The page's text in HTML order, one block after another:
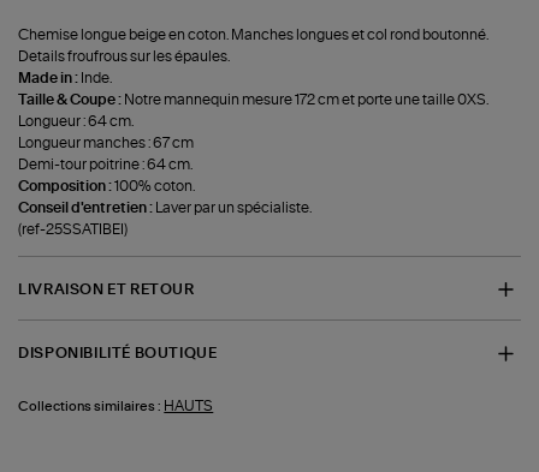
Chemise longue beige en coton. Manches longues et col rond boutonné.
Details froufrous sur les épaules.
Made in : Inde.
Taille & Coupe : Notre mannequin mesure 172 cm et porte une taille 0XS.
Longueur : 64 cm.
Longueur manches : 67 cm
Demi-tour poitrine : 64 cm.
Composition :100% coton.
Conseil d'entretien :
Laver par un spécialiste.
(ref-25SSATIBEI)
LIVRAISON ET RETOUR
DISPONIBILITÉ BOUTIQUE
Collections similaires : HAUTS